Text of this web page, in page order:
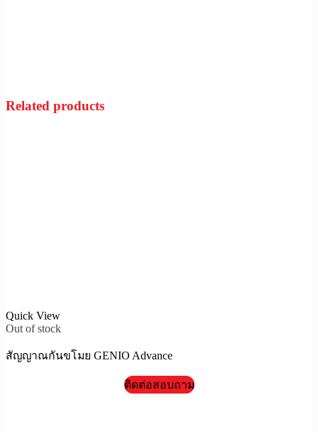
Related products
Quick View
Out of stock
สัญญาณกันขโมย GENIO Advance
ติดต่อสอบถาม